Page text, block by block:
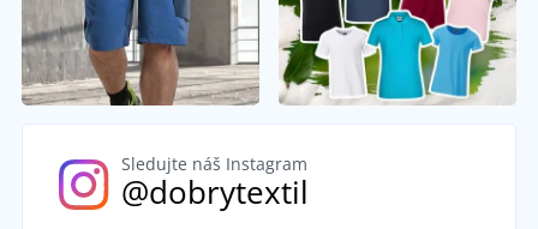
Sledujte náš Instagram
@dobrytextil